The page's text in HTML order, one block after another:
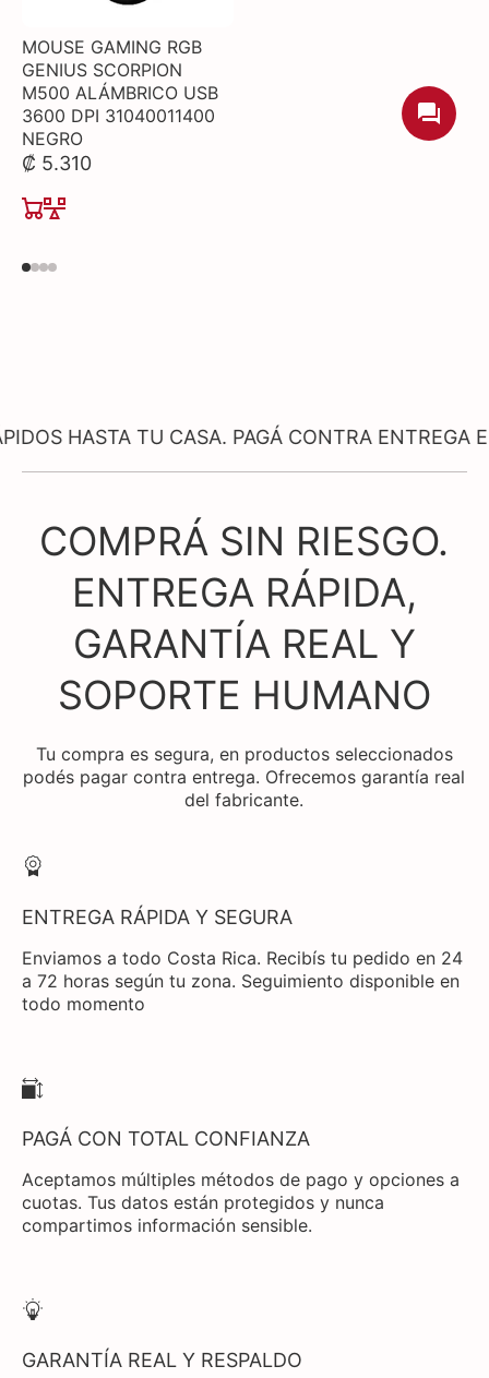
MOUSE GAMING RGB
GENIUS SCORPION
M500 ALÁMBRICO USB
3600 DPI 31040011400
NEGRO
₡ 5.310
TU CASA. PAGÁ CONTRA ENTREGA EN
COMPRÁ SIN RIESGO.
ENTREGA RÁPIDA,
GARANTÍA REAL Y
SOPORTE HUMANO
Tu compra es segura, en productos seleccionados
podés pagar contra entrega. Ofrecemos garantía real
del fabricante.
ENTREGA RÁPIDA Y SEGURA
Enviamos a todo Costa Rica. Recibís tu pedido en 24
a 72 horas según tu zona. Seguimiento disponible en
todo momento
PAGÁ CON TOTAL CONFIANZA
Aceptamos múltiples métodos de pago y opciones a
cuotas. Tus datos están protegidos y nunca
compartimos información sensible.
GARANTÍA REAL Y RESPALDO